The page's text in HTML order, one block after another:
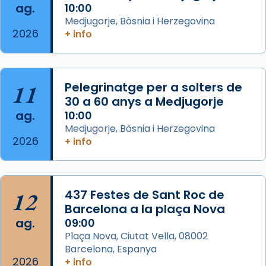
del temple amb les relíquies de les santes.
Des de 1985 hi participa també un grup de
diablesses amb música i ball propis. Festa
gran a Mataró.
«Si vols saber què és calor, ves per les
Santes a Mataró»🥵.
Photo
View on Facebook ·
Jaume, fill de Zebedeu, és juntament amb el
seu germà Joan i Pere un dels que
acompanyava més de prop Jesús.
Segons el llibre dels Fets (12,2) fou el primer
apòstol màrtir, decapitat a Jerusalem per
ag.
2026
10:00
Medjugorje, Bòsnia i Herzegovina
+ info
11
ag.
2026
Pelegrinatge per a solters de
30 a 60 anys a Medjugorje
10:00
Medjugorje, Bòsnia i Herzegovina
+ info
12
ag.
2026
437 Festes de Sant Roc de
Barcelona a la plaça Nova
09:00
Plaça Nova, Ciutat Vella, 08002
Barcelona, Espanya
+ info